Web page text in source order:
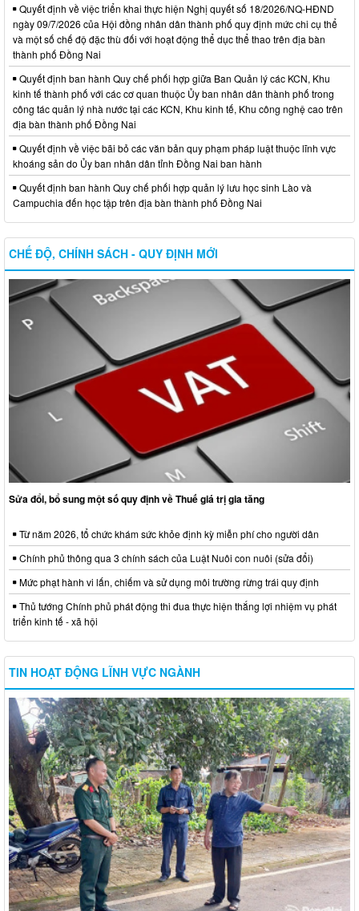
Quyết định về việc triển khai thực hiện Nghị quyết số 18/2026/NQ-HĐND
ngày 09/7/2026 của Hội đồng nhân dân thành phố quy định mức chi cụ thể
và một số chế độ đặc thù đối với hoạt động thể dục thể thao trên địa bàn
thành phố Đồng Nai
Quyết định ban hành Quy chế phối hợp giữa Ban Quản lý các KCN, Khu
kinh tế thành phố với các cơ quan thuộc Ủy ban nhân dân thành phố trong
công tác quản lý nhà nước tại các KCN, Khu kinh tế, Khu công nghệ cao trên
địa bàn thành phố Đồng Nai
Quyết định về việc bãi bỏ các văn bản quy phạm pháp luật thuộc lĩnh vực
khoáng sản do Ủy ban nhân dân tỉnh Đồng Nai ban hành
Quyết định ban hành Quy chế phối hợp quản lý lưu học sinh Lào và
Campuchia đến học tập trên địa bàn thành phố Đồng Nai
CHẾ ĐỘ, CHÍNH SÁCH - QUY ĐỊNH MỚI
Sửa đổi, bổ sung một số quy định về Thuế giá trị gia tăng
Từ năm 2026, tổ chức khám sức khỏe định kỳ miễn phí cho người dân
Chính phủ thông qua 3 chính sách của Luật Nuôi con nuôi (sửa đổi)
Mức phạt hành vi lấn, chiếm và sử dụng môi trường rừng trái quy định
Thủ tướng Chính phủ phát động thi đua thực hiện thắng lợi nhiệm vụ phát
triển kinh tế - xã hội
TIN HOẠT ĐỘNG LĨNH VỰC NGÀNH